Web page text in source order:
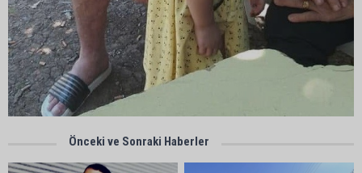
Önceki ve Sonraki Haberler